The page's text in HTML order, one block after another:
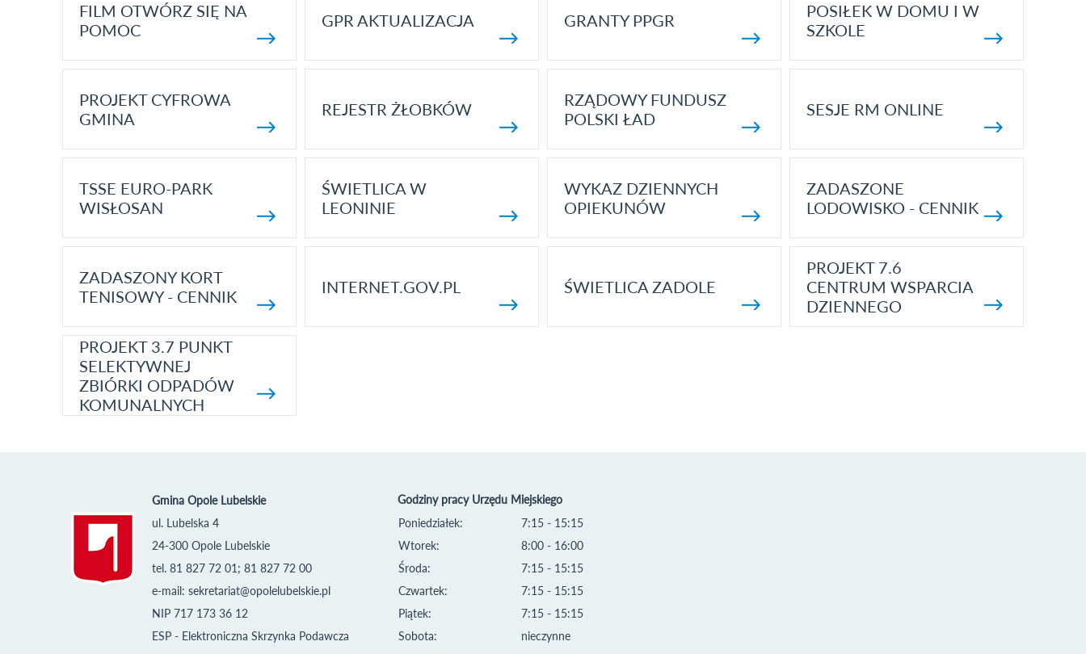
FILM OTWÓRZ SIĘ NA
POMOC
GPR AKTUALIZACJA GRANTY PPGR
POSIŁEK W DOMU I W
SZKOLE
PROJEKT CYFROWA
GMINA
REJESTR ŻŁOBKÓW
RZĄDOWY FUNDUSZ
POLSKI ŁAD
SESJE RM ONLINE
TSSE EURO-PARK
WISŁOSAN
ŚWIETLICA W
LEONINIE
WYKAZ DZIENNYCH
OPIEKUNÓW
ZADASZONE
LODOWISKO - CENNIK
ZADASZONY KORT
TENISOWY - CENNIK
INTERNET.GOV.PL ŚWIETLICA ZADOLE
PROJEKT 7.6
CENTRUM WSPARCIA
DZIENNEGO
PROJEKT 3.7 PUNKT
SELEKTYWNEJ
ZBIÓRKI ODPADÓW
KOMUNALNYCH
Gmina Opole Lubelskie
ul. Lubelska 4
24-300 Opole Lubelskie
tel. 81 827 72 01; 81 827 72 00
e-mail: sekretariat@opolelubelskie.pl
NIP 717 173 36 12
ESP - Elektroniczna Skrzynka Podawcza
Godziny pracy Urzędu Miejskiego
Poniedziałek:
Wtorek:
Środa:
Czwartek:
Piątek:
Sobota:
7:15 - 15:15
8:00 - 16:00
7:15 - 15:15
7:15 - 15:15
7:15 - 15:15
nieczynne